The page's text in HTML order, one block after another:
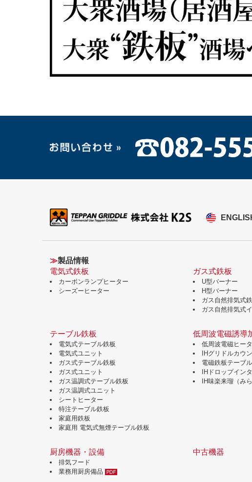
≫製品情報
電気式鉄板
カーボンランプヒーター
シーズーヒーター
ガス式鉄板
U型バーナー
H型バーナー
ガス自然排気式
ガス自然排気式
テーブル鉄板
電気式テーブル鉄板
電気式ユニット
ガス式テーブル鉄板
ガス式ユニット
ガス温調式テーブル鉄板
ガス温調式ユニット
シートヒーター
特注テーブル鉄板
家庭用鉄板
家庭用 電気式無煙テーブル鉄板
低周波電磁誘導
低周波電磁ヒー
IHグリドルカウ
電磁鉄板テーブル
IHドロップイン
IH味楽来瑠（み
厨房機器・設備
排気フード
業務用厨房備品
中古機器